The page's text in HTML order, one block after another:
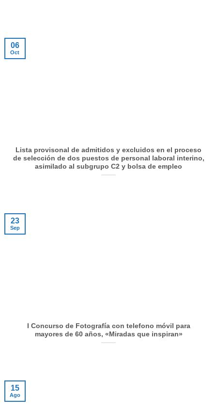
Lista provisonal de admitidos y excluidos en el proceso
de selección de dos puestos de personal laboral interino,
asimilado al subgrupo C2 y bolsa de empleo
06
Oct
I Concurso de Fotografía con telefono móvil para
mayores de 60 años, «Miradas que inspiran»
23
Sep
15
Ago